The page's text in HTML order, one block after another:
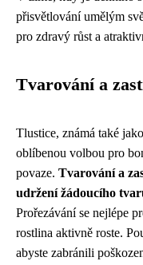
přisvětlování umělým
pro zdravý růst a
Tvarování a
Tlustice, známá také
oblíbenou volbou pro
povaze. Tvarování a
udržení žádoucího
Prořezávání se nejlépe
rostlina aktivně roste.
abyste zabránili